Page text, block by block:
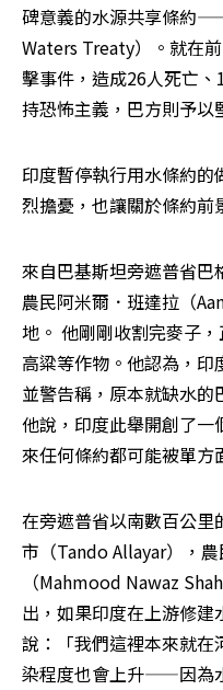
碑意義的水源共享條約
Waters Treaty）。就在
擊事件，造成26人死亡
持恐怖主義，巴方則予以
印度暫停執行用水條約
烈擔憂，也讓關於條約前
來自巴基斯坦旁遮普省
農民阿米爾．班達拉（
地。 他剛剛收割完麥子
高粱等作物。他認為，印
並警告稱，原本就缺水的
他說，印度此舉開創了一
來任何條約都可能被單方
在旁遮普省以南數百公
市（Tando Allayar），
（Mahmood Nawaz
出，如果印度在上游修
說：「我們這裡本來就
染程度也會上升——因為